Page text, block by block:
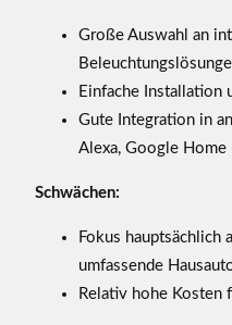
Große Auswahl an
Einfache Installation
Gute Integration in
Alexa, Google
Schwächen:
Fokus hauptsächlich
umfassende
Relativ hohe Kosten